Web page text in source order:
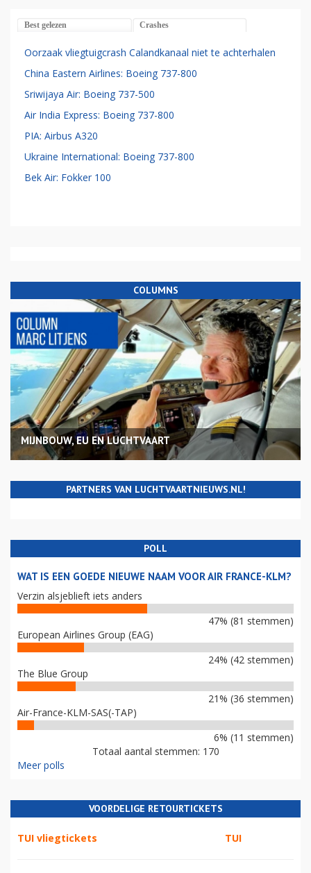
Best gelezen Crashes
Oorzaak vliegtuigcrash Calandkanaal niet te achterhalen
China Eastern Airlines: Boeing 737-800
Sriwijaya Air: Boeing 737-500
Air India Express: Boeing 737-800
PIA: Airbus A320
Ukraine International: Boeing 737-800
Bek Air: Fokker 100
COLUMNS
MIJNBOUW, EU EN LUCHTVAART
PARTNERS VAN LUCHTVAARTNIEUWS.NL!
POLL
WAT IS EEN GOEDE NIEUWE NAAM VOOR AIR FRANCE-KLM?
Verzin alsjeblieft iets anders
47% (81 stemmen)
European Airlines Group (EAG)
24% (42 stemmen)
The Blue Group
21% (36 stemmen)
Air-France-KLM-SAS(-TAP)
6% (11 stemmen)
Totaal aantal stemmen: 170
Meer polls
VOORDELIGE RETOURTICKETS
TUI vliegtickets TUI